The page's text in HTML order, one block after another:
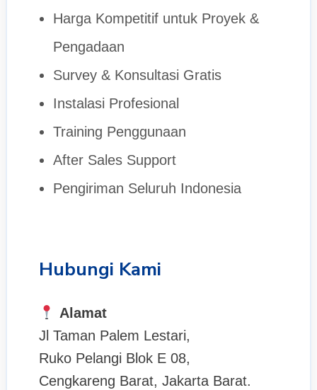
Harga Kompetitif untuk Proyek &
Pengadaan
Survey & Konsultasi Gratis
Instalasi Profesional
Training Penggunaan
After Sales Support
Pengiriman Seluruh Indonesia
Hubungi Kami
Alamat
Jl Taman Palem Lestari,
Ruko Pelangi Blok E 08,
Cengkareng Barat, Jakarta Barat.